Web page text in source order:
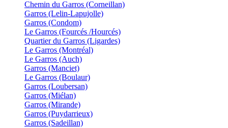
Chemin du Garros (Corneillan)
Garros (Lelin-Lapujolle)
Garros (Condom)
Le Garros (Fourcés /Hourcés)
Quartier du Garros (Ligardes)
Le Garros (Montréal)
Le Garros (Auch)
Garros (Manciet)
Le Garros (Boulaur)
Garros (Loubersan)
Garros (Miélan)
Garros (Mirande)
Garros (Puydarrieux)
Garros (Sadeillan)